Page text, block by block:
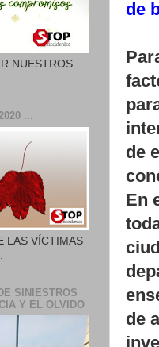
de
de
En
de
NUESTROS
...
LAS VÍCTIMAS
SINIESTROS
Y EL OLVIDO